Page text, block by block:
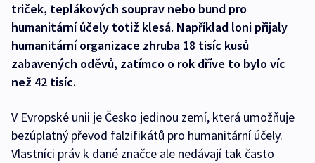
triček, teplákových souprav nebo bund pro
humanitární účely totiž klesá. Například loni přijaly
humanitární organizace zhruba 18 tisíc kusů
zabavených oděvů, zatímco o rok dříve to bylo víc
než 42 tisíc.
V Evropské unii je Česko jedinou zemí, která umožňuje
bezúplatný převod falzifikátů pro humanitární účely.
Vlastníci práv k dané značce ale nedávají tak často